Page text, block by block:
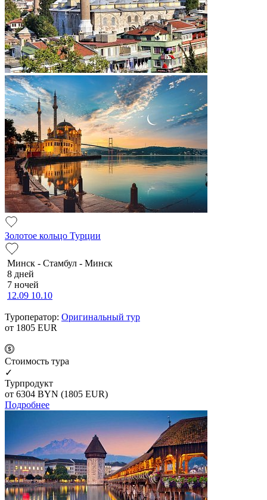
Золотое кольцо Турции
Минск - Стамбул - Минск
8 дней
7 ночей
12.09 10.10
Туроператор: Оригинальный тур
от 1805 EUR
Cтоимость тура
✓
Турпродукт
от 6304 BYN (1805 EUR)
Подробнее